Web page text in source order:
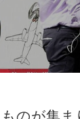
が集ま